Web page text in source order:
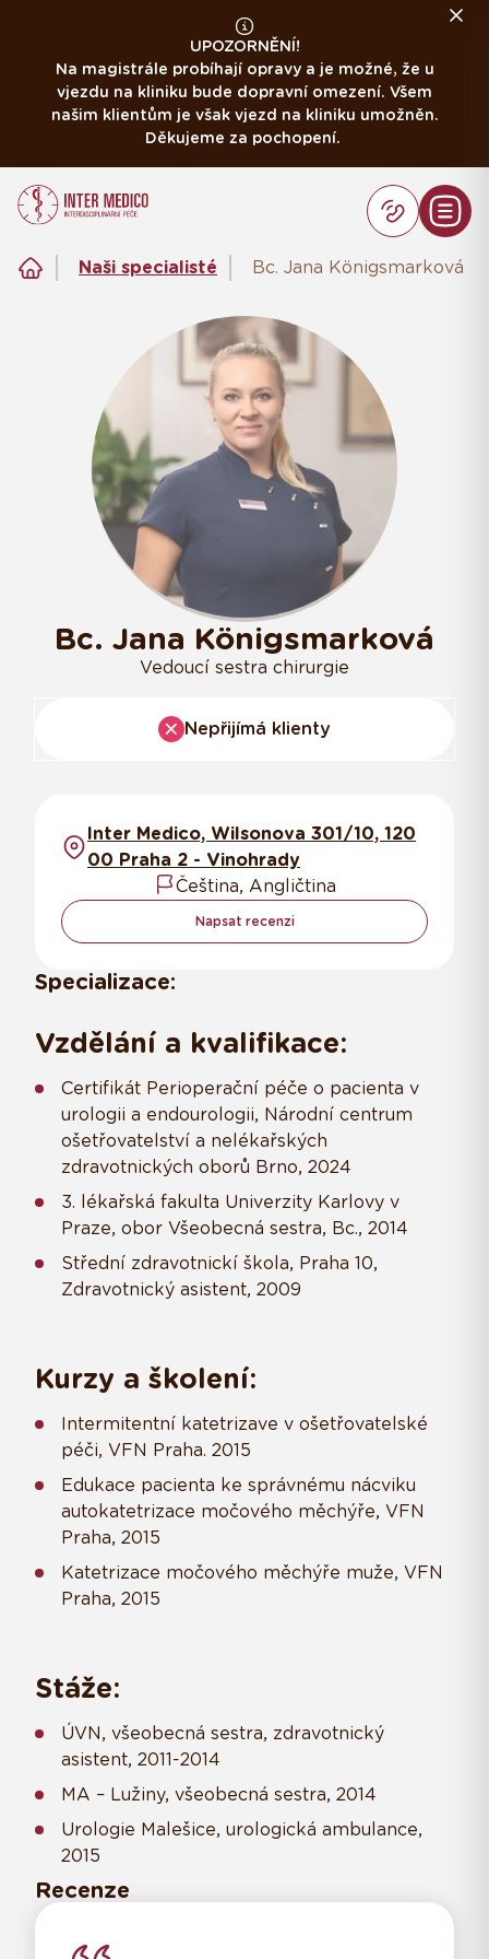
UPOZORNĚNÍ!
Na magistrále probíhají opravy a je možné, že u
vjezdu na kliniku bude dopravní omezení. Všem
našim klientům je však vjezd na kliniku umožněn.
Děkujeme za pochopení.
Naši specialisté Bc. Jana Königsmarková
Bc. Jana Königsmarková
Vedoucí sestra chirurgie
Nepřijímá klienty
Inter Medico, Wilsonova 301/10, 120
00 Praha 2 - Vinohrady
Čeština, Angličtina
Napsat recenzi
Specializace:
Vzdělání a kvalifikace:
Certifikát Perioperační péče o pacienta v
urologii a endourologii, Národní centrum
ošetřovatelství a nelékařských
zdravotnických oborů Brno, 2024
3. lékařská fakulta Univerzity Karlovy v
Praze, obor Všeobecná sestra, Bc., 2014
Střední zdravotnickí škola, Praha 10,
Zdravotnický asistent, 2009
Kurzy a školení:
Intermitentní katetrizave v ošetřovatelské
péči, VFN Praha. 2015
Edukace pacienta ke správnému nácviku
autokatetrizace močového měchýře, VFN
Praha, 2015
Katetrizace močového měchýře muže, VFN
Praha, 2015
Stáže:
ÚVN, všeobecná sestra, zdravotnický
asistent, 2011-2014
MA – Lužiny, všeobecná sestra, 2014
Urologie Malešice, urologická ambulance,
2015
Recenze